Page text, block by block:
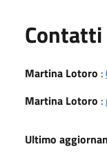
Contatti
Martina Lotoro :
Martina Lotoro :
Ultimo